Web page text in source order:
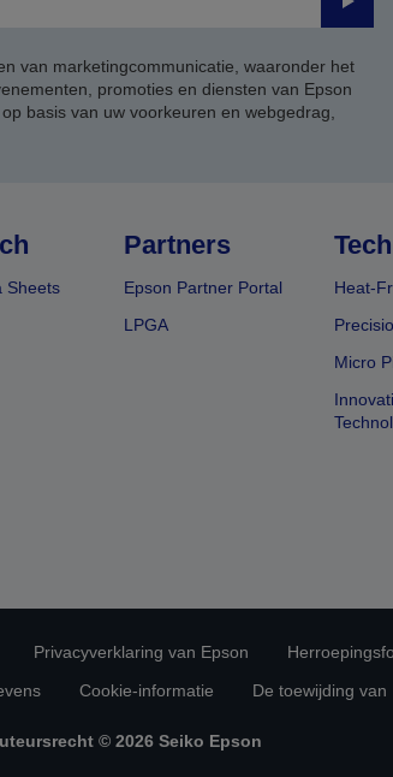
van marketingcommunicatie, waaronder het
promoties en diensten van Epson
basis van uw voorkeuren en webgedrag,
Sheets
Partners
Epson Partner Portal
LPGA
Heat-
Micro
Privacyverklaring van Epson
Cookie-informatie De toewijding
© 2026 Seiko Epson